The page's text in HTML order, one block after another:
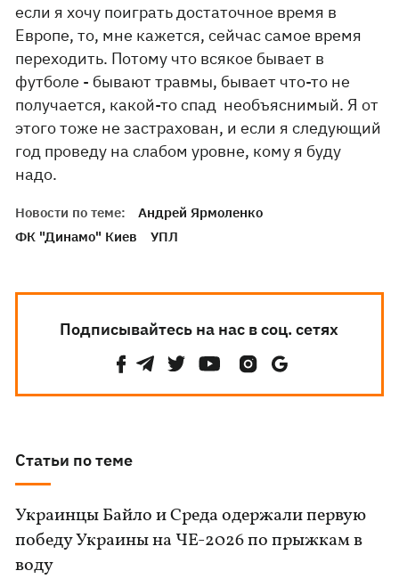
если я хочу поиграть достаточное время в
Европе, то, мне кажется, сейчас самое время
переходить. Потому что всякое бывает в
футболе - бывают травмы, бывает что-то не
получается, какой-то спад необъяснимый. Я от
этого тоже не застрахован, и если я следующий
год проведу на слабом уровне, кому я буду
надо.
Новости по теме:
Андрей Ярмоленко
ФК "Динамо" Киев
УПЛ
Подписывайтесь на нас в соц. сетях
Статьи по теме
Украинцы Байло и Среда одержали первую
победу Украины на ЧЕ-2026 по прыжкам в
воду